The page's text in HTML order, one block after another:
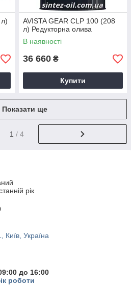
AVISTA GEAR CLP 100 (208
л) Редукторна олива
В наявності
36 660 ₴
Купити
Показати ще
1 / 4
рік
Україна
до 16:00
роботи